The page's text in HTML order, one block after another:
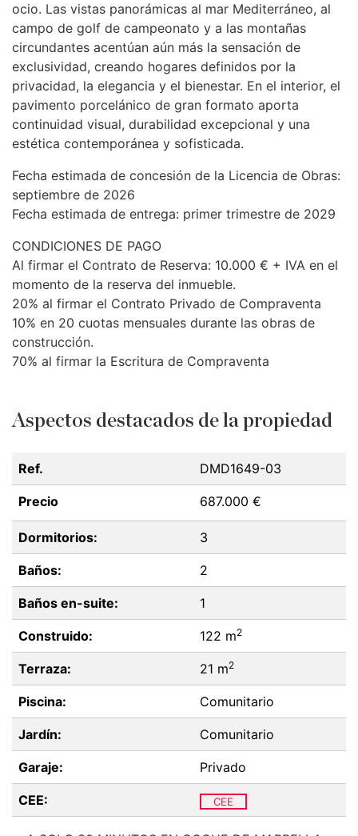
ocio. Las vistas panorámicas al mar Mediterráneo, al
campo de golf de campeonato y a las montañas
circundantes acentúan aún más la sensación de
exclusividad, creando hogares definidos por la
privacidad, la elegancia y el bienestar. En el interior, el
pavimento porcelánico de gran formato aporta
continuidad visual, durabilidad excepcional y una
estética contemporánea y sofisticada.
Fecha estimada de concesión de la Licencia de Obras:
septiembre de 2026
Fecha estimada de entrega: primer trimestre de 2029
CONDICIONES DE PAGO
Al firmar el Contrato de Reserva: 10.000 € + IVA en el
momento de la reserva del inmueble.
20% al firmar el Contrato Privado de Compraventa
10% en 20 cuotas mensuales durante las obras de
construcción.
70% al firmar la Escritura de Compraventa
Aspectos destacados de la propiedad
Ref. DMD1649-03
Precio 687.000 €
Dormitorios: 3
Baños: 2
Baños en-suite: 1
Construido: 122 m2
Terraza: 21 m2
Piscina: Comunitario
Jardín: Comunitario
Garaje: Privado
CEE: CEE